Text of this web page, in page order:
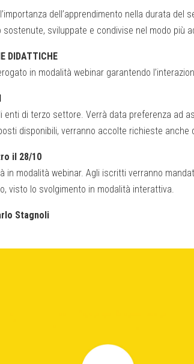
dell’apprendimento nella durata
sviluppate e condivise nel modo più
DIDATTICHE
in modalità webinar garantendo
enti di terzo settore. Verrà data preferenza ad
disponibili, verranno accolte richieste anche
il 28/10
in modalità webinar. Agli iscritti verranno
visto lo svolgimento in modalità interattiva.
Stagnoli